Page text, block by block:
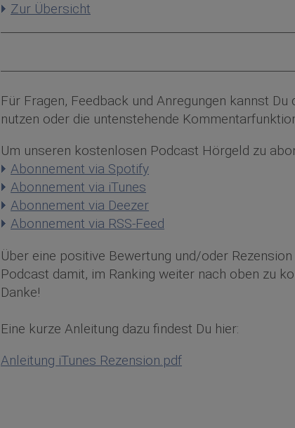
Zur Übersicht
Für Fragen, Feedback und Anregungen kannst
nutzen oder die untenstehende
Um unseren kostenlosen Podcast Hörgeld zu
Abonnement via Spotify
Abonnement via iTunes
Abonnement via Deezer
Abonnement via RSS-Feed
Über eine positive Bewertung und/oder
Podcast damit, im Ranking weiter nach oben zu
Danke!
Eine kurze Anleitung dazu findest Du hier:
Anleitung iTunes Rezension.pdf